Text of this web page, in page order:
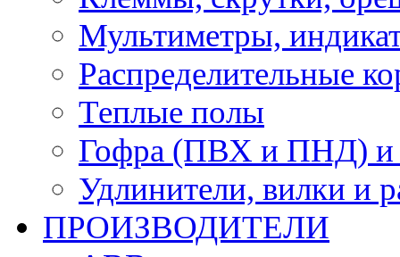
Мультиметры,
Распределительные
Теплые полы
Гофра (ПВХ и ПНД) и
Удлинители, вилки и
ПРОИЗВОДИТЕЛИ